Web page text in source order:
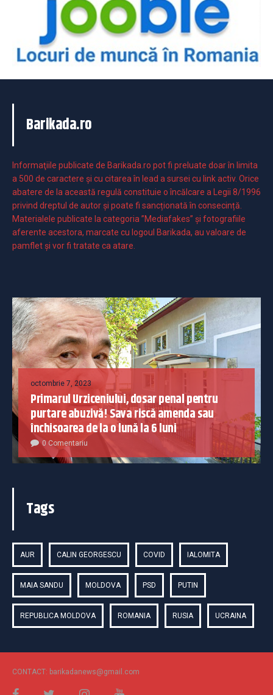
Barikada.ro
Informaţiile publicate de Barikada.ro pot fi preluate doar în limita
a 500 de caractere şi cu citarea în lead a sursei cu link activ. Orice
abatere de la această regulă constituie o încălcare a Legii 8/1996
privind dreptul de autor și poate fi sancționată în consecință.
Materialele publicate la categoria ”Mediafakes” și fotografiile
aferente acestora, marcate cu logoul Barikada, au valoare de
pamflet și vor fi tratate ca atare.
octombrie 7, 2023
Primarul Urziceniului, dosar penal pentru
purtare abuzivă! Sava riscă amenda sau
închisoarea de la o lună la 6 luni
0 Comentariu
Tags
AUR CALIN GEORGESCU COVID IALOMITA
MAIA SANDU MOLDOVA PSD PUTIN
REPUBLICA MOLDOVA ROMANIA RUSIA UCRAINA
CONTACT: barikadanews@gmail.com